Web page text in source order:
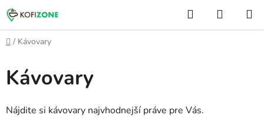
Prejsť
na
obsah
Hľadať
KOŠÍK
Domov
/ Kávovary
Kávovary
Nájdite si kávovary najvhodnejší práve pre Vás.